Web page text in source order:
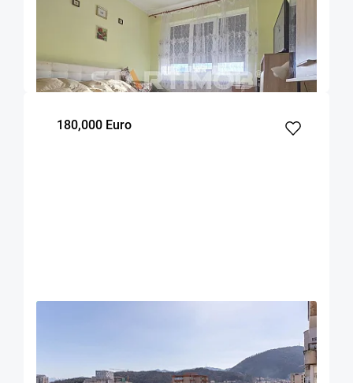
Apartament doua camere Triaj
dormitor
3
Etaj
180,000 Euro